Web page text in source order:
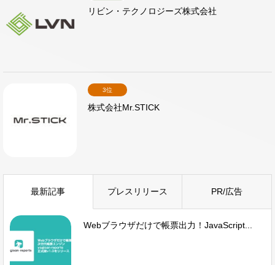
リビン・テクノロジーズ株式会社
3位
株式会社Mr.STICK
最新記事 プレスリリース PR/広告
Webブラウザだけで帳票出力！JavaScript...